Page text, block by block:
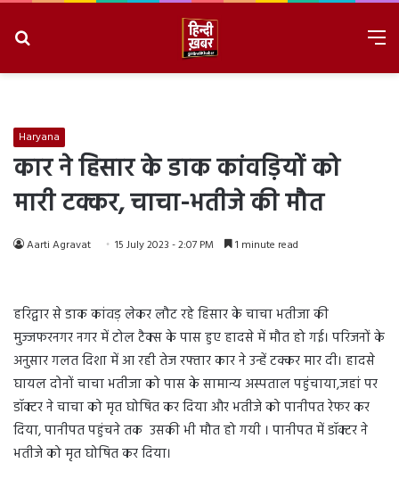
Haryana
कार ने हिसार के डाक कांवड़ियों को
मारी टक्कर, चाचा-भतीजे की मौत
Aarti Agravat 15 July 2023 - 2:07 PM 1 minute read
हरिद्वार से डाक कांवड़ लेकर लौट रहे हिसार के चाचा भतीजा की
मुज्जफरनगर नगर में टोल टैक्स के पास हुए हादसे में मौत हो गई। परिजनों के
अनुसार गलत दिशा में आ रही तेज रफ्तार कार ने उन्हें टक्कर मार दी। हादसे
घायल दोनों चाचा भतीजा को पास के सामान्य अस्पताल पहुंचाया,जहां पर
डॉक्टर ने चाचा को मृत घोषित कर दिया और भतीजे को पानीपत रेफर कर
दिया, पानीपत पहुंचने तक उसकी भी मौत हो गयी । पानीपत में डॉक्टर ने
भतीजे को मृत घोषित कर दिया।